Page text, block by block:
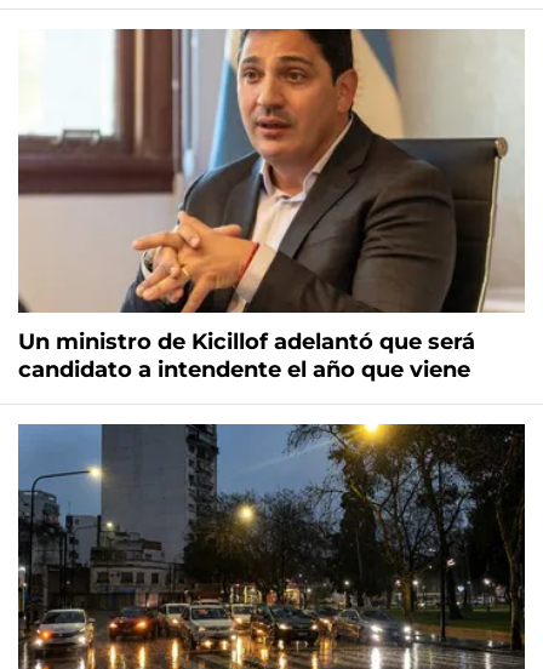
Un ministro de Kicillof adelantó que será
candidato a intendente el año que viene